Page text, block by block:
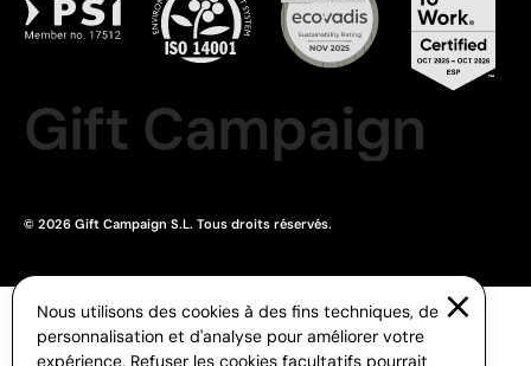
Gift Campaign
© 2026 Gift Campaign S.L. Tous droits réservés.
Nous utilisons des cookies à des fins techniques, de
personnalisation et d'analyse pour améliorer votre
expérience. Refuser les cookies facultatifs pourrait